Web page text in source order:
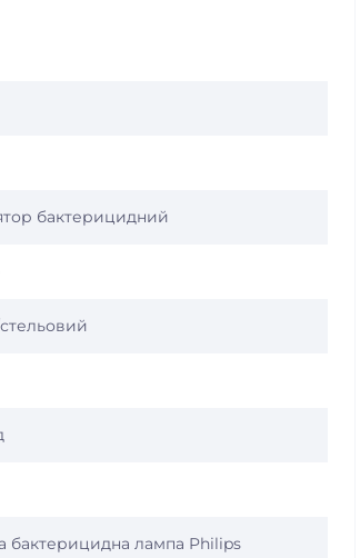
бактерицидний
бактерицидна лампа Philips